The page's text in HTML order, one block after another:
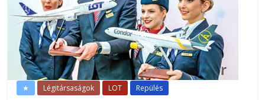
★ Légitársaságok LOT Repülés